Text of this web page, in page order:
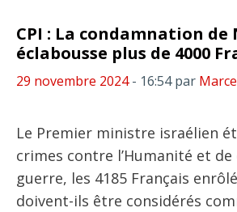
CPI : La condamnation de
éclabousse plus de 4000
29 novembre 2024- 16:54 par
Le Premier ministre israélien
crimes contre l’Humanité et de
guerre, les 4185 Français
doivent-ils être considérés